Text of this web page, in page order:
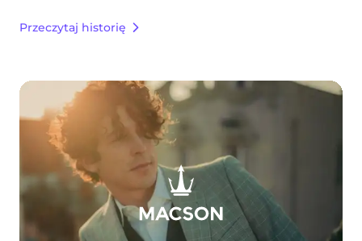
Przeczytaj historię